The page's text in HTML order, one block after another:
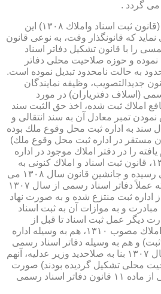
نحوه نگارش قانون مرقوم (قانون ثبت اسناد واملاك ۱۳۰۸) این
كه قانونگذار وقت، به نوعی قانون
اسناد مصوب ۱۳۰۲ شمسی را با قانون تشكیل دفاتر اسناد
۱۳۰۷ تلفیق نموده و حوزه صلاحیت محلی دفاتر
به حالت نامحدود تبدیل نموده است.
مطابق ماده ۲۰۳ قانون جدیدالتصویب، وظیفه نمایندگان
(اسلاف دفتریاران) در مورد
املاك ثبت شده، اخذ حق الثبت سند
نمودن تمبر معادل آن به سند انتقالی و
سند به اداره ثبت محل وقوع ملك بوده
مستقر در اداره ثبت محل وقوع ملك)
را در دفتر املاك موجود در اداره
ثبت درج نمایند.در سال ۱۳۱۰، قانون ثبت اسناد و املاك كنونی به
تصویب مجلس شورای ملی رسیده و جانشین قانون سال ۱۳۰۸ می
گردد و این در حالی است كه عملاً دفاتر اسناد رسمی از سال ۱۳۰۷
ثبت منتزع شده و به صورت نهاد
و به موازات آن به ثبت اسناد
دیگر عمل ثبت اسناد تا قبل از
تصویب قانون ثبت اسناد و املاك مصوب ۱۳۱۰، هم به وسیله اداره
و هم به وسیله دفاتر اسناد رسمی
(كه توسط ماده ۱ قانون سال ۱۳۰۷ بنا به صلاحدید وزیر عدلیه، آنهم
محلی تشكیل گردیده بودند) صورت
می گیرد. (برداشت مفهومی از ماده ۱۱ قانون دفاتر اسناد رسمی